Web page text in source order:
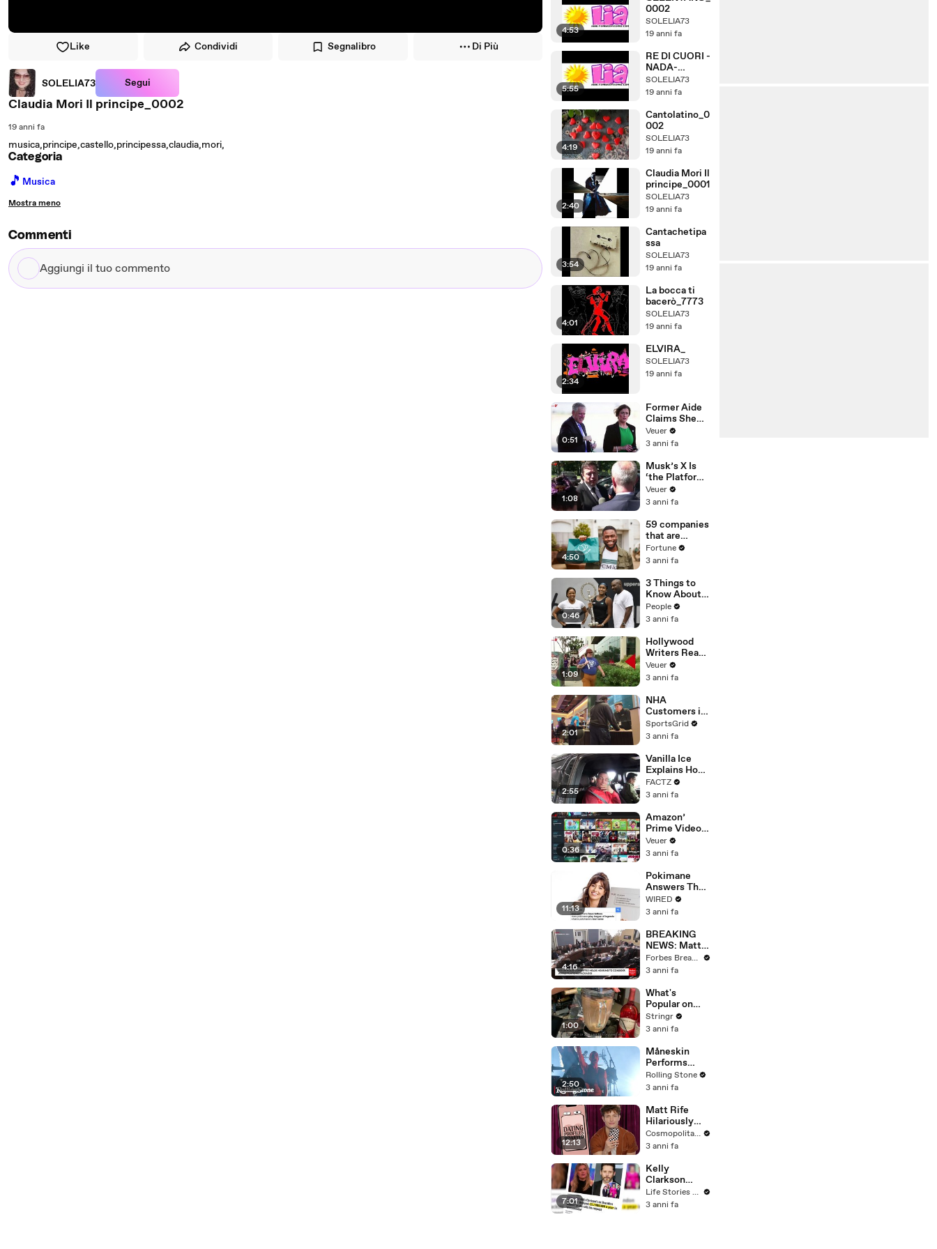
Like Condividi Segnalibro Di Più
SOLELIA73 Segui
Claudia Mori Il principe_0002
19 anni fa
musica,principe,castello,principessa,claudia,mori,
Categoria
🎵 Musica
Mostra meno
Commenti
Aggiungi
il
4:53
0002
SOLELIA73
19 anni fa
5:55
RE DI CUORI -
NADA-
O2_0001
SOLELIA73
19 anni fa
4:19
Cantolatino_0
002
SOLELIA73
19 anni fa
2:40
Claudia Mori Il
principe_0001
SOLELIA73
19 anni fa
3:54
Cantachetipa
ssa
SOLELIA73
19 anni fa
4:01
La bocca ti
bacerò_7773
SOLELIA73
19 anni fa
2:34
ELVIRA_
SOLELIA73
19 anni fa
0:51
Former Aide
Claims She
Was Asked to
Make a ‘Hit
Trump
Veuer
3 anni fa
1:08
Musk’s X Is
‘the Platform
With the
Largest Ratio
Misinformatio
n or
Disinformatio
n’ Amongst
All Social
Media
Platforms
Veuer
3 anni fa
4:50
59 companies
that are
changing the
world: From
Chobani
Fortune
3 anni fa
0:46
3 Things to
Know About
Coco Gauff's
Parents
People
3 anni fa
1:09
Hollywood
Writers Reach
‘Tentative
Agreement’
After 146 Day
Strike
Veuer
3 anni fa
2:01
NHA
Customers in
Limbo as
Company
Potential
Merger
SportsGrid
3 anni fa
2:55
Vanilla Ice
Explains How
the 90’s
Shaped
FACTZ
3 anni fa
0:36
Amazon’
Prime Video
Will Show
Commercials
Year
Veuer
3 anni fa
11:13
Pokimane
Answers The
Web's Most
Searched
WIRED
3 anni fa
4:16
BREAKING
NEWS: Matt
Gaetz Tells
House
'I'm Not Going
To Vote For A
Continuing
Resolution'
Forbes Breaking News
3 anni fa
1:00
What's
Popular on
Uber Eats?
Stringr
3 anni fa
2:50
Måneskin
Performs
"HONEY" at
MSG
Rolling Stone
3 anni fa
12:13
Matt Rife
Hilariously
Roasts Your
Dating
Cosmopolitan
Cosmopolitan USA
3 anni fa
7:01
Kelly
Clarkson
Fights Back
Against
Life Stories By Goalcast
3 anni fa